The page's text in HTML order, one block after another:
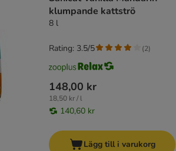
klumpande kattströ
8 l
148,00 kr
18,50 kr / l
140,60 kr
Rating: 3.5/5 (2)
Lägg till i varukorg